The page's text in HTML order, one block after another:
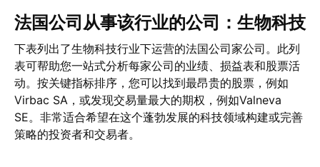
法国公司从事该行业的公司：生物科技
下表列出了生物科技行业下运营的法国公司家公司。此列
表可帮助您一站式分析每家公司的业绩、损益表和股票活
动。按关键指标排序，您可以找到最昂贵的股票，例如
Virbac SA，或发现交易量最大的期权，例如Valneva
SE。非常适合希望在这个蓬勃发展的科技领域构建或完善
策略的投资者和交易者。